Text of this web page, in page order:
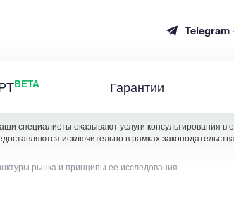
Telegram
BETA Гарантии
оказывают услуги консультирования в
исключительно в рамках
рынка и принципы ее исследования